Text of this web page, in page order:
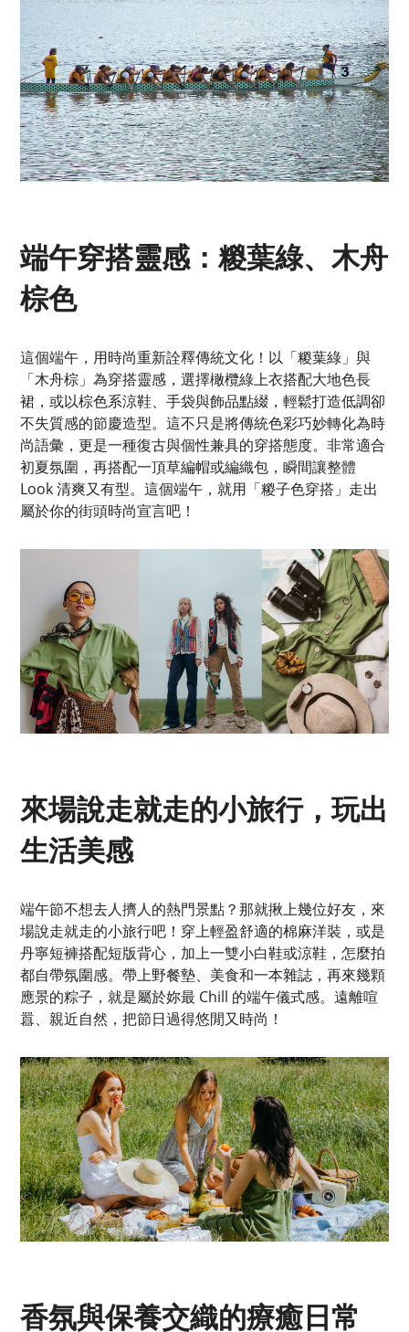
端午穿搭靈感：糉葉綠、木舟
棕色
這個端午，用時尚重新詮釋傳統文化！以「糉葉綠」與
「木舟棕」為穿搭靈感，選擇橄欖綠上衣搭配大地色長
裙，或以棕色系涼鞋、手袋與飾品點綴，輕鬆打造低調卻
不失質感的節慶造型。這不只是將傳統色彩巧妙轉化為時
尚語彙，更是一種復古與個性兼具的穿搭態度。非常適合
初夏氛圍，再搭配一頂草編帽或編織包，瞬間讓整體
Look 清爽又有型。這個端午，就用「糉子色穿搭」走出
屬於你的街頭時尚宣言吧！
來場說走就走的小旅行，玩出
生活美感
端午節不想去人擠人的熱門景點？那就揪上幾位好友，來
場說走就走的小旅行吧！穿上輕盈舒適的棉麻洋裝，或是
丹寧短褲搭配短版背心，加上一雙小白鞋或涼鞋，怎麼拍
都自帶氛圍感。帶上野餐墊、美食和一本雜誌，再來幾顆
應景的粽子，就是屬於妳最 Chill 的端午儀式感。遠離喧
囂、親近自然，把節日過得悠閒又時尚！
香氛與保養交織的療癒日常